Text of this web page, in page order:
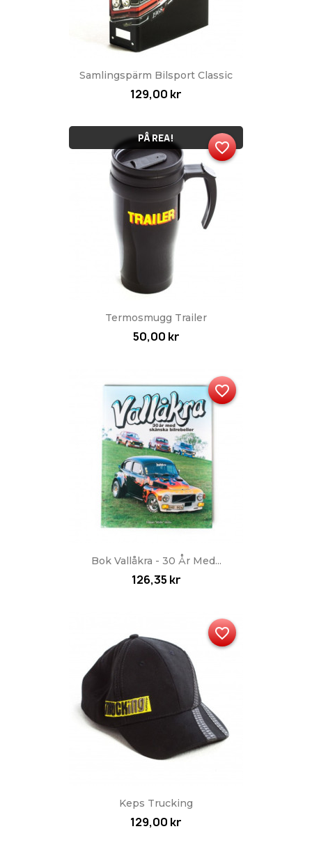
Samlingspärm Bilsport Classic
129,00 kr
Termosmugg Trailer
50,00 kr
PÅ REA!
favorite_border
Bok Vallåkra - 30 År Med...
126,35 kr
favorite_border
Keps Trucking
129,00 kr
favorite_border